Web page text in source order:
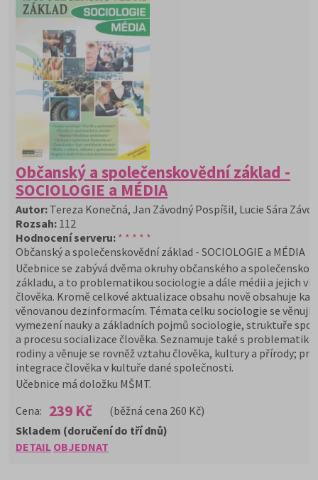
Občanský a společenskovědní základ -
SOCIOLOGIE a MÉDIA
Autor: Tereza Konečná, Jan Závodný Pospíšil, Lucie Sára
Rozsah: 112
Hodnocení serveru: * * * * *
Občanský a společenskovědní základ - SOCIOLOGIE a MÉDIA
Učebnice se zabývá dvěma okruhy občanského a
základu, a to problematikou sociologie a dále médii a jejich
člověka. Kromě celkové aktualizace obsahu nově obsahuje
věnovanou dezinformacím. Témata celku sociologie se věnují
vymezení nauky a základních pojmů sociologie, struktuře
a procesu socializace člověka. Seznamuje také s
rodiny a věnuje se rovněž vztahu člověka, kultury a přírody;
integrace člověka v kultuře dané společnosti.
Učebnice má doložku MŠMT.
Cena: 239 Kč (běžná cena 260 Kč)
DETAIL OBJEDNAT
Skladem (doručení do tří dnů)